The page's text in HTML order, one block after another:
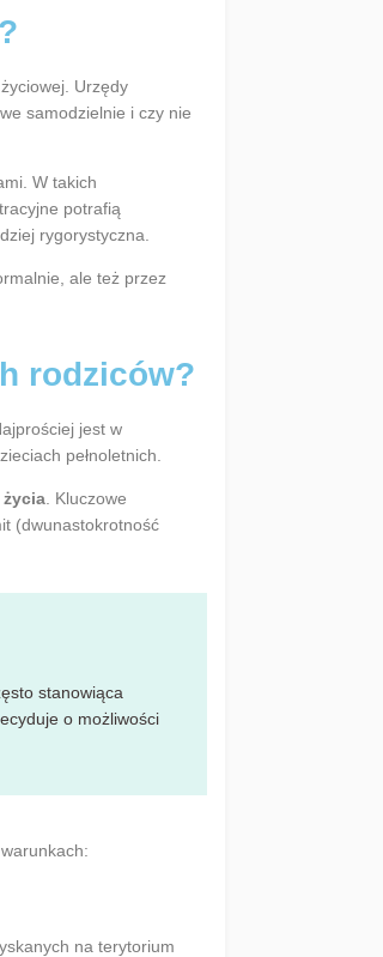
Urzędy
samodzielnie i czy nie
W takich
potrafią
rygorystyczna.
ale też przez
rodziców?
jest w
pełnoletnich.
. Kluczowe
(dwunastokrotność
stanowiąca
o możliwości
na terytorium